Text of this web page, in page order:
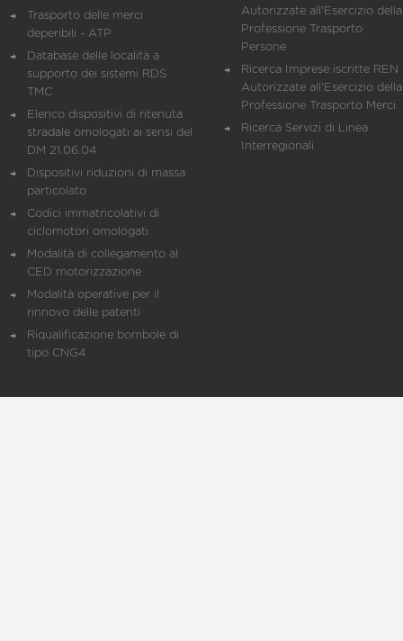
Trasporto delle merci
deperibili - ATP
Database delle località a
supporto dei sistemi RDS
TMC
Elenco dispositivi di ritenuta
stradale omologati ai sensi del
DM 21.06.04
Dispositivi riduzioni di massa
particolato
Codici immatricolativi di
ciclomotori omologati
Modalità di collegamento al
CED motorizzazione
Modalità operative per il
rinnovo delle patenti
Riqualificazione bombole di
tipo CNG4
Autorizzate all'Esercizio della
Professione Trasporto
Persone
Ricerca Imprese iscritte REN
Autorizzate all'Esercizio della
Professione Trasporto Merci
Ricerca Servizi di Linea
Interregionali